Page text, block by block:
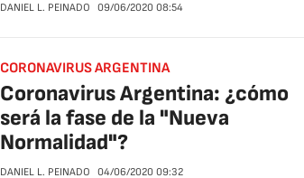
DANIEL L. PEINADO 09/06/2020 08:54
CORONAVIRUS ARGENTINA
Coronavirus Argentina: ¿cómo
será la fase de la "Nueva
Normalidad"?
DANIEL L. PEINADO 04/06/2020 09:32